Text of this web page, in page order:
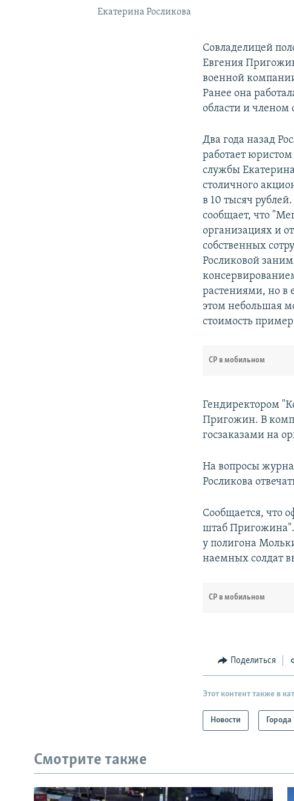
Екатерина Росликова
Совладелицей
Евгения
военной
Ранее она
области и членом
Два года назад
работает
службы
столичного
в 10 тысяч
сообщает, что
организациях и
собственных
Росликовой
растениями, но в
этом небольшая
стоимость
СР в мобильном
Гендиректором
Пригожин. В
госзаказами на
На вопросы
Росликова
Сообщается, что
штаб Пригожина".
у полигона
наемных солдат
СР в мобильном
Поделиться
Этот контент также в
Новости Города
Смотрите также